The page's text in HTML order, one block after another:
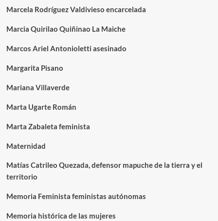
Marcela Rodríguez Valdivieso encarcelada
Marcia Quirilao Quiñinao La Maiche
Marcos Ariel Antonioletti asesinado
Margarita Pisano
Mariana Villaverde
Marta Ugarte Román
Marta Zabaleta feminista
Maternidad
Matías Catrileo Quezada, defensor mapuche de la tierra y el
territorio
Memoria Feminista feministas autónomas
Memoria histórica de las mujeres